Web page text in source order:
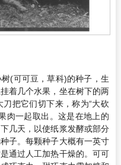
(可可豆，草科)的种子，生
着几个水果，坐在树下的两
把它们切下来，称为“大砍
肉一起取出。这是在地上的
几天，以使纸浆发酵或部分
子。每颗种子大概有一英寸
通过人工加热干燥的。可可